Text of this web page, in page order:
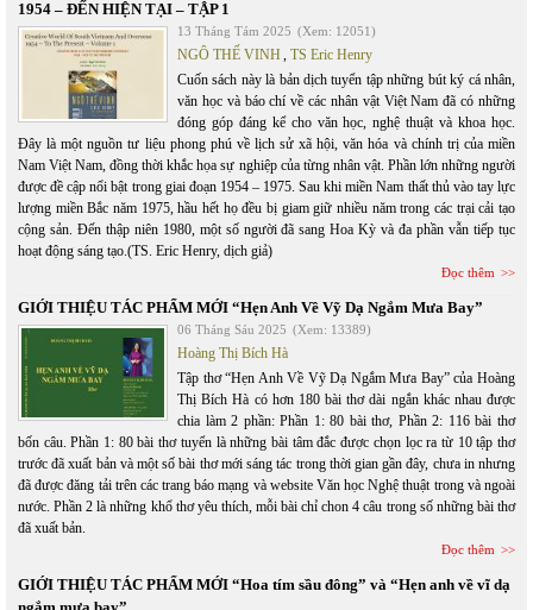
1954 – ĐẾN HIỆN TẠI – TẬP 1
13 Tháng Tám 2025 (Xem: 12051)
NGÔ THẾ VINH, TS Eric Henry
Cuốn sách này là bản dịch tuyển tập những bút ký cá nhân,
văn học và báo chí về các nhân vật Việt Nam đã có những
đóng góp đáng kể cho văn học, nghệ thuật và khoa học.
Đây là một nguồn tư liệu phong phú về lịch sử xã hội, văn hóa và chính trị của miền
Nam Việt Nam, đồng thời khắc họa sự nghiệp của từng nhân vật. Phần lớn những người
được đề cập nổi bật trong giai đoạn 1954 – 1975. Sau khi miền Nam thất thủ vào tay lực
lượng miền Bắc năm 1975, hầu hết họ đều bị giam giữ nhiều năm trong các trại cải tạo
cộng sản. Đến thập niên 1980, một số người đã sang Hoa Kỳ và đa phần vẫn tiếp tục
hoạt động sáng tạo.(TS. Eric Henry, dịch giả)
Đọc thêm
GIỚI THIỆU TÁC PHẨM MỚI “Hẹn Anh Về Vỹ Dạ Ngắm Mưa Bay”
06 Tháng Sáu 2025 (Xem: 13389)
Hoàng Thị Bích Hà
Tập thơ “Hẹn Anh Về Vỹ Dạ Ngắm Mưa Bay” của Hoàng
Thị Bích Hà có hơn 180 bài thơ dài ngắn khác nhau được
chia làm 2 phần: Phần 1: 80 bài thơ, Phần 2: 116 bài thơ
bốn câu. Phần 1: 80 bài thơ tuyển là những bài tâm đắc được chọn lọc ra từ 10 tập thơ
trước đã xuất bản và một số bài thơ mới sáng tác trong thời gian gần đây, chưa in nhưng
đã được đăng tải trên các trang báo mạng và website Văn học Nghệ thuật trong và ngoài
nước. Phần 2 là những khổ thơ yêu thích, mỗi bài chỉ chon 4 câu trong số những bài thơ
đã xuất bản.
Đọc thêm
GIỚI THIỆU TÁC PHẨM MỚI “Hoa tím sầu đông” và “Hẹn anh về vĩ dạ